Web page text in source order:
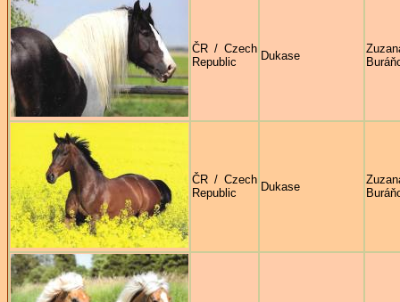
ČR / Czech
Republic
Dukase
ČR / Czech
Republic
Dukase